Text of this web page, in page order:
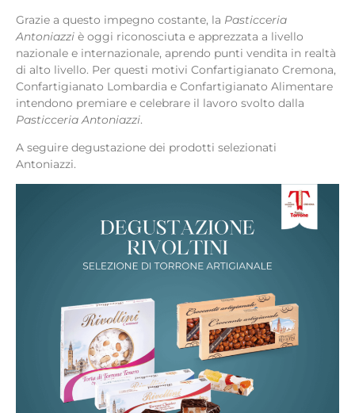
Grazie a questo impegno costante, la Pasticceria
Antoniazzi è oggi riconosciuta e apprezzata a livello
nazionale e internazionale, aprendo punti vendita in realtà
di alto livello. Per questi motivi Confartigianato Cremona,
Confartigianato Lombardia e Confartigianato Alimentare
intendono premiare e celebrare il lavoro svolto dalla
Pasticceria Antoniazzi.
A seguire degustazione dei prodotti selezionati
Antoniazzi.